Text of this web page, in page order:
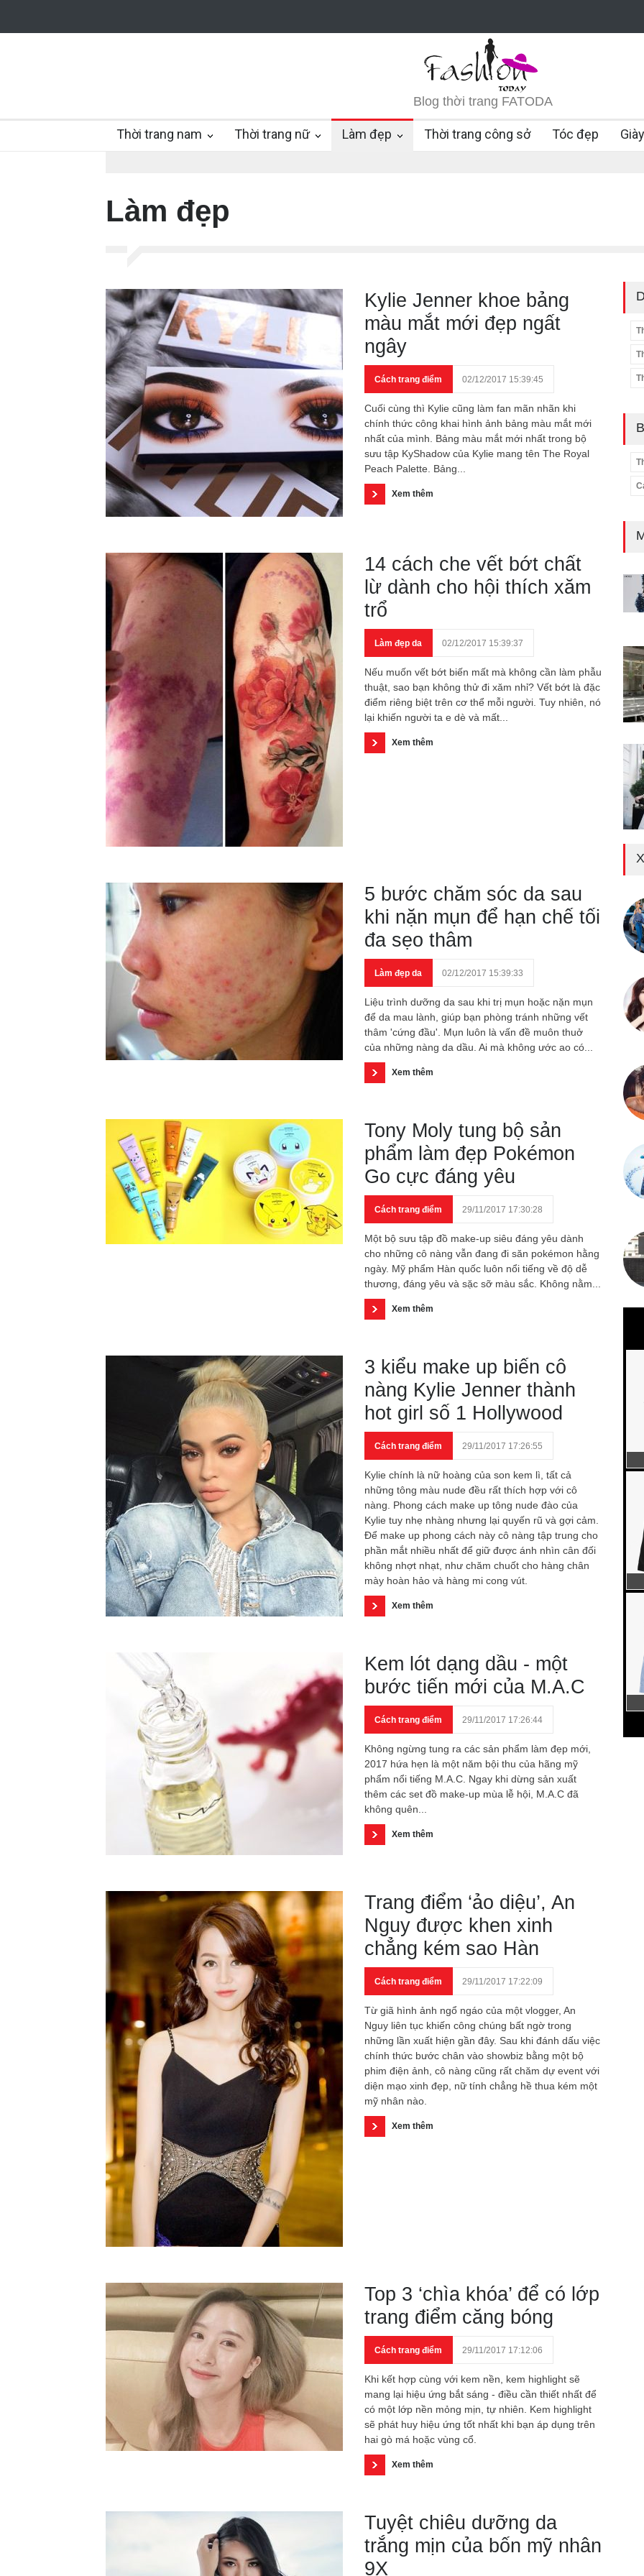
Blog thời trang FATODA
Thời trang nam Thời trang nữ Làm đẹp Thời trang công sở Tóc đẹp
Làm đẹp
Kylie Jenner khoe bảng
màu mắt mới đẹp ngất
ngây
Cách trang điểm 02/12/2017 15:39:45
Cuối cùng thì Kylie cũng làm fan mãn nhãn khi
chính thức công khai hình ảnh bảng màu mắt mới
nhất của mình. Bảng màu mắt mới nhất trong bộ
sưu tập KyShadow của Kylie mang tên The Royal
Peach Palette. Bảng...
Xem thêm
14 cách che vết bớt chất
lừ dành cho hội thích xăm
trổ
Làm đẹp da 02/12/2017 15:39:37
Nếu muốn vết bớt biến mất mà không cần làm phẫu
thuật, sao bạn không thử đi xăm nhỉ? Vết bớt là đặc
điểm riêng biệt trên cơ thể mỗi người. Tuy nhiên, nó
lại khiến người ta e dè và mất...
Xem thêm
5 bước chăm sóc da sau
khi nặn mụn để hạn chế tối
đa sẹo thâm
Làm đẹp da 02/12/2017 15:39:33
Liệu trình dưỡng da sau khi trị mụn hoặc nặn mụn
để da mau lành, giúp bạn phòng tránh những vết
thâm 'cứng đầu'. Mụn luôn là vấn đề muôn thuở
của những nàng da dầu. Ai mà không ước ao có...
Xem thêm
Tony Moly tung bộ sản
phẩm làm đẹp Pokémon
Go cực đáng yêu
Cách trang điểm 29/11/2017 17:30:28
Một bộ sưu tập đồ make-up siêu đáng yêu dành
cho những cô nàng vẫn đang đi săn pokémon hằng
ngày. Mỹ phẩm Hàn quốc luôn nổi tiếng về độ dễ
thương, đáng yêu và sặc sỡ màu sắc. Không nằm...
Xem thêm
3 kiểu make up biến cô
nàng Kylie Jenner thành
hot girl số 1 Hollywood
Cách trang điểm 29/11/2017 17:26:55
Kylie chính là nữ hoàng của son kem lì, tất cả
những tông màu nude đều rất thích hợp với cô
nàng. Phong cách make up tông nude đào của
Kylie tuy nhẹ nhàng nhưng lại quyến rũ và gợi cảm.
Để make up phong cách này cô nàng tập trung cho
phần mắt nhiều nhất để giữ được ánh nhìn cân đối
không nhợt nhạt, như chăm chuốt cho hàng chân
mày hoàn hảo và hàng mi cong vút.
Xem thêm
Kem lót dạng dầu - một
bước tiến mới của M.A.C
Cách trang điểm 29/11/2017 17:26:44
Không ngừng tung ra các sản phẩm làm đẹp mới,
2017 hứa hẹn là một năm bội thu của hãng mỹ
phẩm nổi tiếng M.A.C. Ngay khi dừng sản xuất
thêm các set đồ make-up mùa lễ hội, M.A.C đã
không quên...
Xem thêm
Trang điểm ‘ảo diệu’, An
Nguy được khen xinh
chẳng kém sao Hàn
Cách trang điểm 29/11/2017 17:22:09
Từ giã hình ảnh ngổ ngáo của một vlogger, An
Nguy liên tục khiến công chúng bất ngờ trong
những lần xuất hiện gần đây. Sau khi đánh dấu việc
chính thức bước chân vào showbiz bằng một bộ
phim điện ảnh, cô nàng cũng rất chăm dự event với
diện mạo xinh đẹp, nữ tính chẳng hề thua kém một
mỹ nhân nào.
Xem thêm
Top 3 ‘chìa khóa’ để có lớp
trang điểm căng bóng
Cách trang điểm 29/11/2017 17:12:06
Khi kết hợp cùng với kem nền, kem highlight sẽ
mang lại hiệu ứng bắt sáng - điều cần thiết nhất để
có một lớp nền mỏng mịn, tự nhiên. Kem highlight
sẽ phát huy hiệu ứng tốt nhất khi bạn áp dụng trên
hai gò má hoặc vùng cổ.
Xem thêm
Tuyệt chiêu dưỡng da
trắng mịn của bốn mỹ nhân
9X